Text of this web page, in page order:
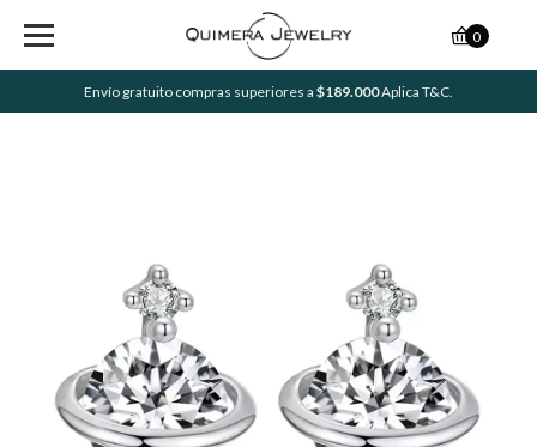
Envío gratuito compras superiores a $189.000Aplica T&C.
0